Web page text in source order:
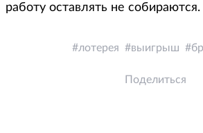
работу оставлять не собираются.
лотерея выигрыш
Поделиться